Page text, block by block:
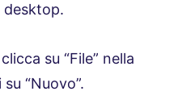
desktop.
su “File” nella
“Nuovo”.